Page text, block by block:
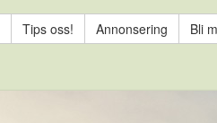
Tips oss! Annonsering Bli